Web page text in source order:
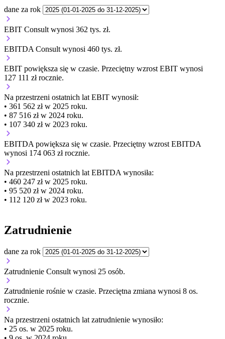
dane za rok
EBIT Consult wynosi 362 tys. zł.
EBITDA Consult wynosi 460 tys. zł.
EBIT powiększa się w czasie. Przeciętny wzrost EBIT wynosi
127 111 zł rocznie.
Na przestrzeni ostatnich lat EBIT wynosił:
• 361 562 zł w 2025 roku.
• 87 516 zł w 2024 roku.
• 107 340 zł w 2023 roku.
EBITDA powiększa się w czasie. Przeciętny wzrost EBITDA
wynosi 174 063 zł rocznie.
Na przestrzeni ostatnich lat EBITDA wynosiła:
• 460 247 zł w 2025 roku.
• 95 520 zł w 2024 roku.
• 112 120 zł w 2023 roku.
Zatrudnienie
dane za rok
Zatrudnienie Consult wynosi 25 osób.
Zatrudnienie rośnie w czasie. Przeciętna zmiana wynosi 8 os.
rocznie.
Na przestrzeni ostatnich lat zatrudnienie wynosiło:
• 25 os. w 2025 roku.